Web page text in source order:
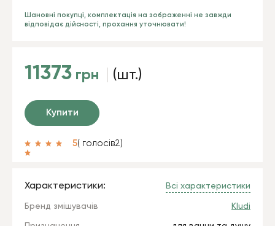
Шановні покупці, комплектація на зображенні не завжди
відповідає дійсності, прохання уточнювати!
11373 грн (шт.)
Купити
5( голосів2)
Характеристики: Всі характеристики
Бренд змішувачів Kludi